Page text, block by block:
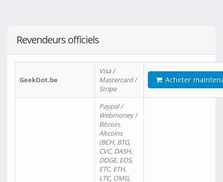
Revendeurs officiels
GeekDot.be
Visa /
Mastercard /
Stripe
Acheter
Paypal /
Webmoney /
Bitcoin,
Altcoins
(BCH, BTG,
CVC, DASH,
DOGE, EOS,
ETC, ETH,
LTC, OMG,